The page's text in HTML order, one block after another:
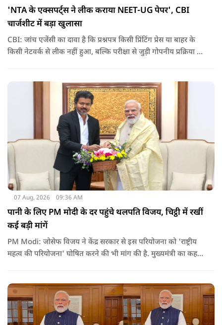
'NTA के एक्सपर्ट्स ने लीक कराया NEET-UG पेपर', CBI
चार्जशीट में बड़ा खुलासा
CBI: जांच एजेंसी का दावा है कि प्रश्नपत्र किसी प्रिंटिंग प्रेस या बाहर के
किसी नेटवर्क से लीक नहीं हुआ, बल्कि परीक्षा से जुड़ी गोपनीय प्रक्रिया में
07 Aug, 2026 09:36 AM
पानी के लिए PM मोदी के दर पहुंचे थलपति विजय, चिट्ठी में रखीं
कई बड़ी मांगें
PM Modi: जोसेफ विजय ने केंद्र सरकार से इस परियोजना को 'राष्ट्रीय
महत्व की परियोजना' घोषित करने की भी मांग की है. मुख्यमंत्री का कहना
की समस्या को काफी हद तक कम किया जा सकता है.